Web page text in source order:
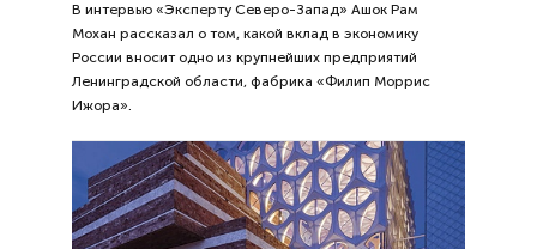
В интервью «Эксперту Северо-Запад» Ашок Рам
Мохан рассказал о том, какой вклад в экономику
России вносит одно из крупнейших предприятий
Ленинградской области, фабрика «Филип Моррис
Ижора».